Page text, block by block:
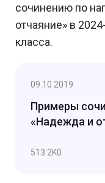
сочинению по
отчаяние» в
класса.
09.10.2019
Примеры
«Надежда и
513.2K0